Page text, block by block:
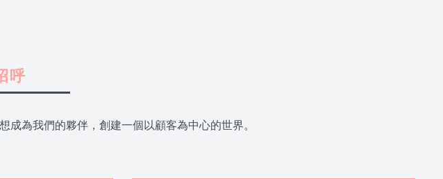
呼
為我們的夥伴，創建一個以顧客為中心的世界。